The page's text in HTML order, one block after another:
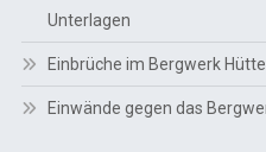
Unterlagen
Einbrüche im Bergwerk
Einwände gegen das